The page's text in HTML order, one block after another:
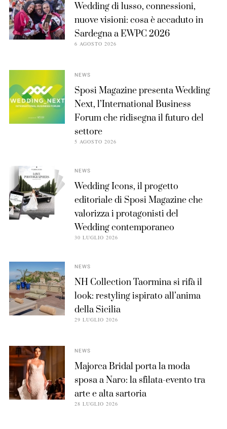
Wedding di lusso, connessioni,
nuove visioni: cosa è accaduto in
Sardegna a EWPC 2026
6 AGOSTO 2026
NEWS
Sposi Magazine presenta Wedding
Next, l’International Business
Forum che ridisegna il futuro del
settore
5 AGOSTO 2026
NEWS
Wedding Icons, il progetto
editoriale di Sposi Magazine che
valorizza i protagonisti del
Wedding contemporaneo
30 LUGLIO 2026
NEWS
NH Collection Taormina si rifà il
look: restyling ispirato all’anima
della Sicilia
29 LUGLIO 2026
NEWS
Majorca Bridal porta la moda
sposa a Naro: la sfilata-evento tra
arte e alta sartoria
28 LUGLIO 2026